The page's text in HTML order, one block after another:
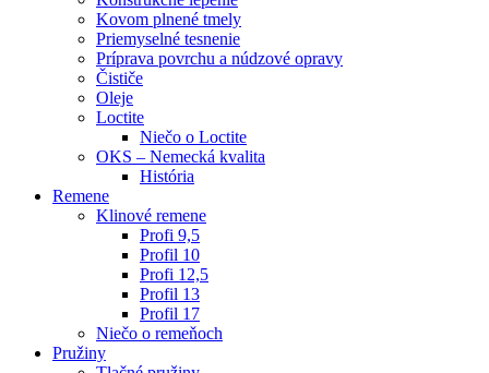
Kovom plnené tmely
Priemyselné tesnenie
Príprava povrchu a núdzové opravy
Čističe
Oleje
Loctite
Niečo o Loctite
OKS – Nemecká kvalita
História
Remene
Klinové remene
Profi 9,5
Profil 10
Profi 12,5
Profil 13
Profil 17
Niečo o remeňoch
Pružiny